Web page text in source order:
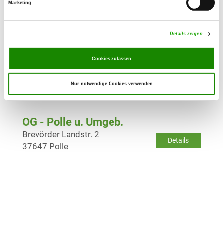
Marketing
Details zeigen
Cookies zulassen
Nur notwendige Cookies verwenden
OG - Holzminden-Altendorf e.V.
Wasserübungsplatz 6
OG - Holzminden von 1923 e.V.
OG - Polle u. Umgeb.
Details
Brevörder Landstr. 2
37647 Polle